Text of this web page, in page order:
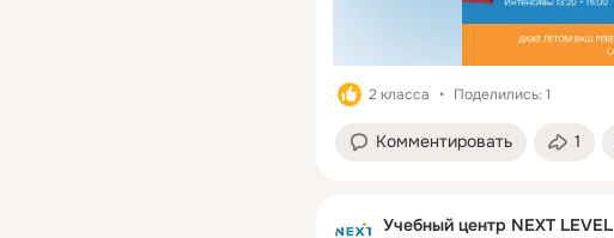
2 класса Поделились: 1
Комментировать 1
Учебный центр NEXT LEVEL